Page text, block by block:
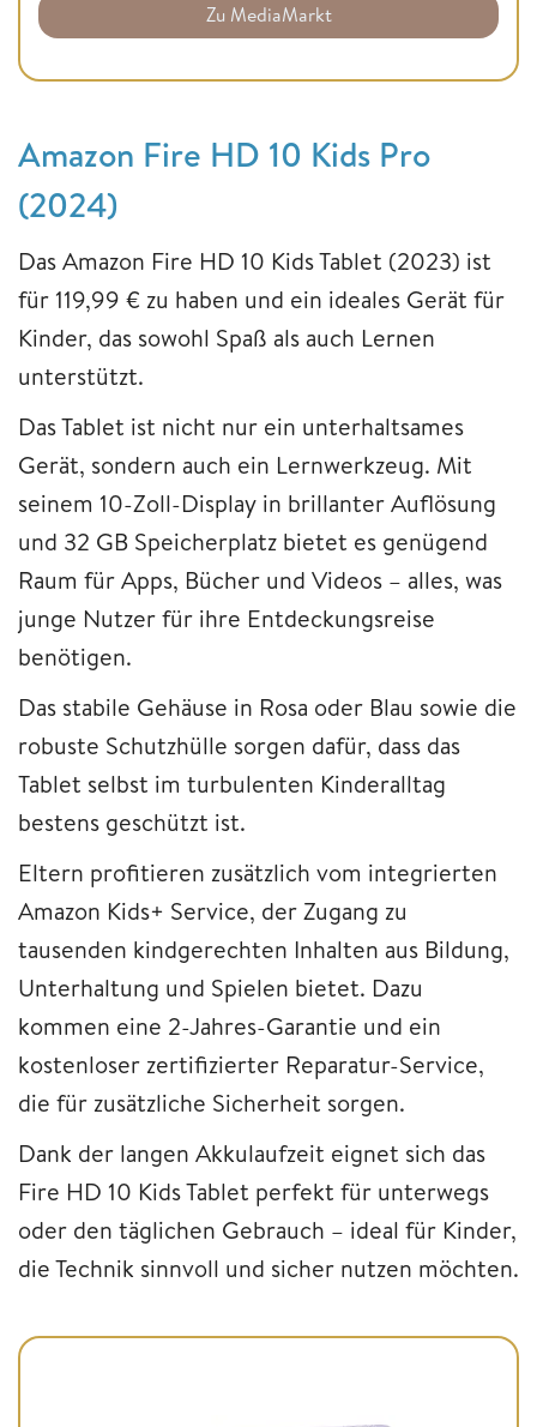
Zu MediaMarkt
Amazon Fire HD 10 Kids Pro
(2024)
Das Amazon Fire HD 10 Kids Tablet (2023) ist
für 119,99 € zu haben und ein ideales Gerät für
Kinder, das sowohl Spaß als auch Lernen
unterstützt.
Das Tablet ist nicht nur ein unterhaltsames
Gerät, sondern auch ein Lernwerkzeug. Mit
seinem 10-Zoll-Display in brillanter Auflösung
und 32 GB Speicherplatz bietet es genügend
Raum für Apps, Bücher und Videos – alles, was
junge Nutzer für ihre Entdeckungsreise
benötigen.
Das stabile Gehäuse in Rosa oder Blau sowie die
robuste Schutzhülle sorgen dafür, dass das
Tablet selbst im turbulenten Kinderalltag
bestens geschützt ist.
Eltern profitieren zusätzlich vom integrierten
Amazon Kids+ Service, der Zugang zu
tausenden kindgerechten Inhalten aus Bildung,
Unterhaltung und Spielen bietet. Dazu
kommen eine 2-Jahres-Garantie und ein
kostenloser zertifizierter Reparatur-Service,
die für zusätzliche Sicherheit sorgen.
Dank der langen Akkulaufzeit eignet sich das
Fire HD 10 Kids Tablet perfekt für unterwegs
oder den täglichen Gebrauch – ideal für Kinder,
die Technik sinnvoll und sicher nutzen möchten.